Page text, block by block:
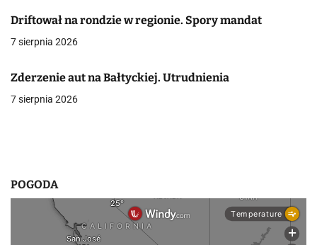
w
p
s
Driftował na rondzie w regionie. Spory mandat
7 sierpnia 2026
Zderzenie aut na Bałtyckiej. Utrudnienia
7 sierpnia 2026
POGODA